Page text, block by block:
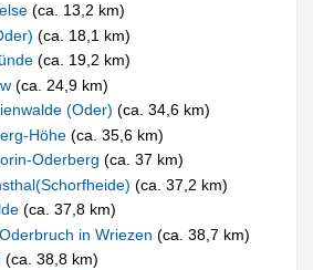
(ca. 13,2 km)
(ca. 18,1 km)
(ca. 19,2 km)
(ca. 24,9 km)
(Oder)(ca. 34,6 km)
Höhe(ca. 35,6 km)
Oderberg(ca. 37 km)
(ca. 37,2 km)
(ca. 37,8 km)
in Wriezen(ca. 38,7 km)
(ca. 38,8 km)